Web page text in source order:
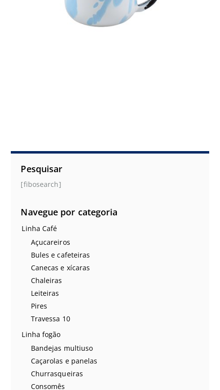
Pesquisar
[fibosearch]
Navegue por categoria
Linha Café
Açucareiros
Bules e cafeteiras
Canecas e xícaras
Chaleiras
Leiteiras
Pires
Travessa 10
Linha fogão
Bandejas multiuso
Caçarolas e panelas
Churrasqueiras
Consomês